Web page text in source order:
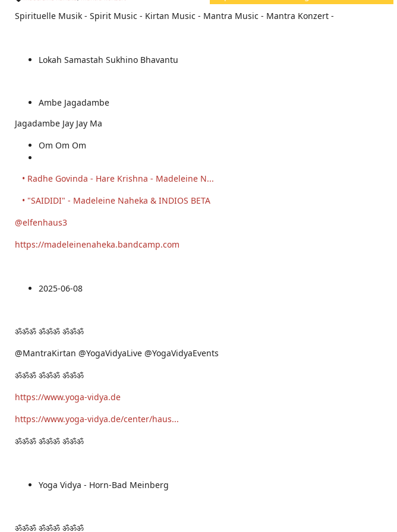
e
g
Spirituelle Musik - Spirit Music - Kirtan Music - Mantra Music - Mantra Konzert -
Lokah Samastah Sukhino Bhavantu
Ambe Jagadambe
Jagadambe Jay Jay Ma
Om Om Om
• Radhe Govinda - Hare Krishna - Madeleine N...
• "SAIDIDI" - Madeleine Naheka & INDIOS BETA
‪@elfenhaus3‬
https://madeleinenaheka.bandcamp.com
2025-06-08
ॐॐॐ ॐॐॐ ॐॐॐ
@MantraKirtan @YogaVidyaLive @YogaVidyaEvents
ॐॐॐ ॐॐॐ ॐॐॐ
https://www.yoga-vidya.de
https://www.yoga-vidya.de/center/haus...
ॐॐॐ ॐॐॐ ॐॐॐ
Yoga Vidya - Horn-Bad Meinberg
ॐॐॐ ॐॐॐ ॐॐॐ